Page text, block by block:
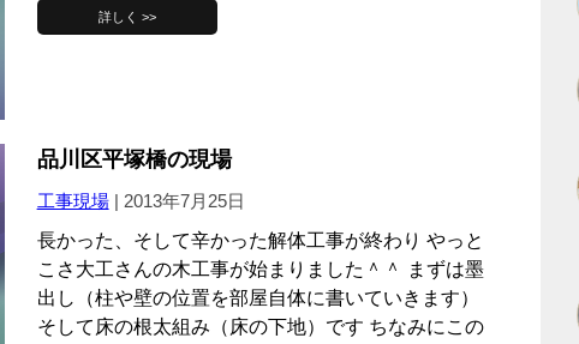
詳しく >>
品川区平塚橋の現場
工事現場| 2013年7月25日
長かった、そして辛かった解体工事が終わり やっと
こさ大工さんの木工事が始まりました＾＾ まずは墨
出し（柱や壁の位置を部屋自体に書いていきます）
そして床の根太組み（床の下地）です ちなみにこの